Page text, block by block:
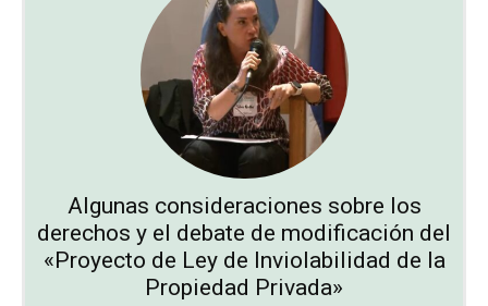
Algunas consideraciones sobre los
derechos y el debate de modificación del
«Proyecto de Ley de Inviolabilidad de la
Propiedad Privada»